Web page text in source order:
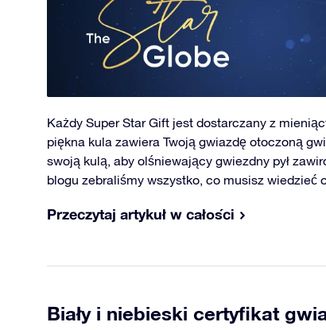
Każdy Super Star Gift jest dostarczany z
piękna kula zawiera Twoją gwiazdę otoczoną
swoją kulą, aby olśniewający gwiezdny pył
blogu zebraliśmy wszystko, co musisz wiedzieć
Przeczytaj artykuł w całości
Biały i niebieski certyfikat